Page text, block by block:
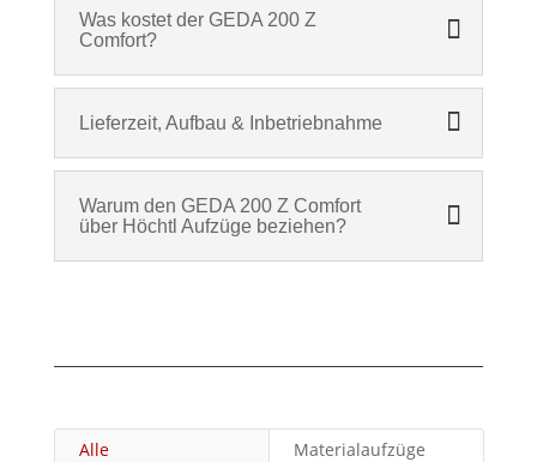
Was kostet der GEDA 200 Z
Comfort?
Lieferzeit, Aufbau & Inbetriebnahme
Warum den GEDA 200 Z Comfort
über Höchtl Aufzüge beziehen?
Alle
Materialaufzüge